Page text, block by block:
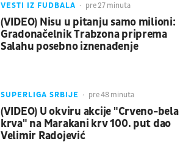
VESTI IZ FUDBALA pre 27 minuta
(VIDEO) Nisu u pitanju samo milioni:
Gradonačelnik Trabzona priprema
Salahu posebno iznenađenje
SUPERLIGA SRBIJE pre 48 minuta
(VIDEO) U okviru akcije "Crveno-bela
krva" na Marakani krv 100. put dao
Velimir Radojević